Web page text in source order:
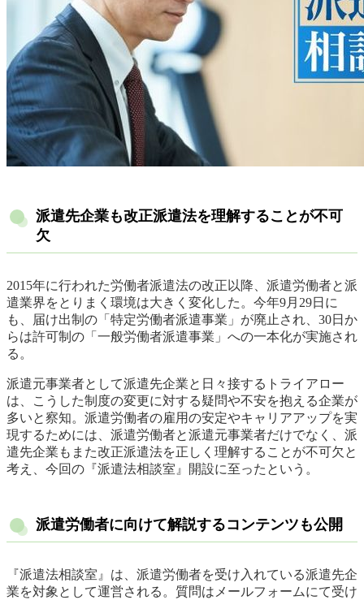
派遣先企業も改正派遣法を理解することが不可
欠
2015年に行われた労働者派遣法の改正以降、派遣労働者と派
遣業界をとりまく環境は大きく変化した。今年9月29日に
も、届け出制の「特定労働者派遣事業」が廃止され、30日か
らは許可制の「一般労働者派遣事業」への一本化が実施され
る。
派遣元事業者として派遣先企業と日々接するトライアロー
は、こうした制度の変更に対する疑問や不安を抱える企業が
多いと察知。派遣労働者の雇用の安定やキャリアアップを実
現するためには、派遣労働者と派遣元事業者だけでなく、派
遣先企業もまた改正派遣法を正しく理解することが不可欠と
考え、今回の『派遣法相談室』開設に至ったという。
派遣労働者に向けて解説するコンテンツも公開
『派遣法相談室』は、派遣労働者を受け入れている派遣先企
業を対象として運営される。質問はメールフォームにて受け